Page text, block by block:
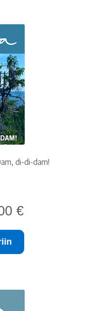
di-di-dam!
€Nykyinen
on: